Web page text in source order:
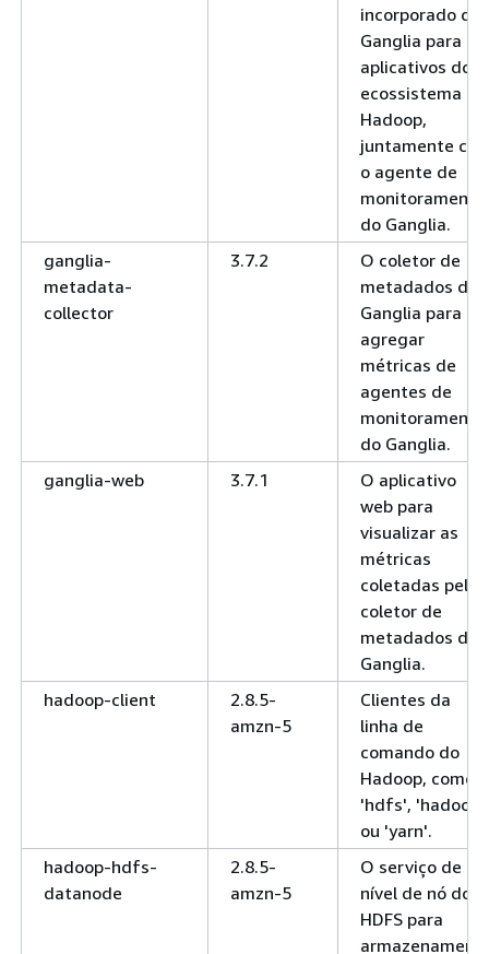
incorporado do
Ganglia para
aplicativos do
ecossistema do
Hadoop,
juntamente
o agente de
monitoramento
do Ganglia.
ganglia-
metadata-
collector
3.7.2
O coletor de
metadados do
Ganglia para
agregar
métricas de
agentes de
monitoramento
do Ganglia.
ganglia-web
3.7.1
O aplicativo
web para
visualizar as
métricas
coletadas pelo
coletor de
metadados do
Ganglia.
hadoop-client
2.8.5-
amzn-5
Clientes da
linha de
comando do
Hadoop, como
'hdfs', 'hadoop',
ou 'yarn'.
hadoop-hdfs-
datanode
2.8.5-
amzn-5
O serviço de
nível de nó do
HDFS para